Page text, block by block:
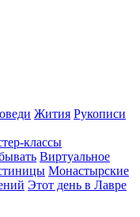
Жития Рукописи
классы
Виртуальное
Монастырские
Этот день в Лавре